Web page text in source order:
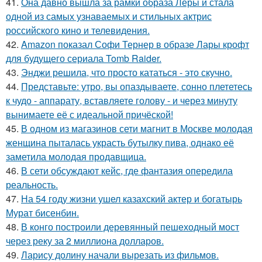
одной из самых узнаваемых и стильных актрис
российского кино и телевидения.
42. Amazon показал Софи Тернер в образе Лары крофт
для будущего сериала Tomb Raider.
43. Энджи решила, что просто кататься - это скучно.
44. Представьте: утро, вы опаздываете, сонно плететесь
к чудо - аппарату, вставляете голову - и через минуту
вынимаете её с идеальной причёской!
45. В одном из магазинов сети магнит в Москве молодая
женщина пыталась украсть бутылку пива, однако её
заметила молодая продавщица.
46. В сети обсуждают кейс, где фантазия опередила
реальность.
47. На 54 году жизни ушел казахский актер и богатырь
Мурат бисенбин.
48. В конго построили деревянный пешеходный мост
через реку за 2 миллиона долларов.
49. Ларису долину начали вырезать из фильмов.